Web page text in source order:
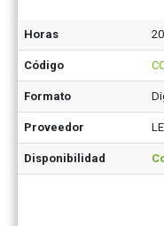
Horas 20
Código
Formato
Proveedor
Disponibilidad